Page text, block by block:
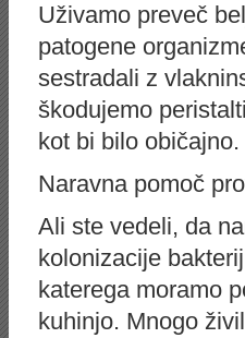
Uživamo preveč
patogene
sestradali z
škodujemo
kot bi bilo običajno.
Naravna pomoč
Ali ste vedeli, da
kolonizacije
katerega moramo
kuhinjo. Mnogo